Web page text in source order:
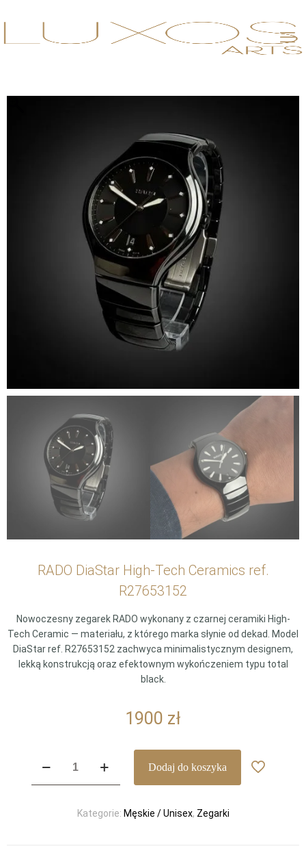
RADO DiaStar High-Tech Ceramics ref.
R27653152
Nowoczesny zegarek RADO wykonany z czarnej ceramiki High-
Tech Ceramic — materiału, z którego marka słynie od dekad. Model
DiaStar ref. R27653152 zachwyca minimalistycznym designem,
lekką konstrukcją oraz efektownym wykończeniem typu total
black.
1900 zł
RADO
DiaStar
Dodaj do koszyka
Kategorie: Męskie / Unisex, Zegarki